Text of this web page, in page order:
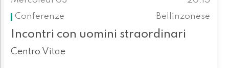
Conferenze
Bellinzonese
Incontri con uomini straordinari
Centro Vitae